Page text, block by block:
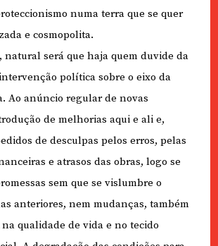
numa terra que se quer
e cosmopolita.
natural será que haja quem duvide da
política sobre o eixo da
Ao anúncio regular de novas
de melhorias aqui e ali e,
de desculpas pelos erros, pelas
e atrasos das obras, logo se
sem que se vislumbre o
anteriores, nem mudanças, também
qualidade de vida e no tecido